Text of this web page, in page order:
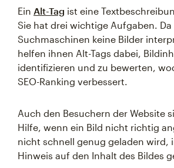
Ein Alt-Tag ist eine
Sie hat drei wichtige Aufgaben. Da
Suchmaschinen keine Bilder
helfen ihnen Alt-Tags dabei,
identifizieren und zu bewerten,
SEO-Ranking verbessert.
Auch den Besuchern der Website
Hilfe, wenn ein Bild nicht richtig
nicht schnell genug geladen wird,
Hinweis auf den Inhalt des Bildes